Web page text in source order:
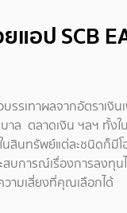
อป SCB
รรเทาผลจากอัตราเงิ
ตลาดเงิน ฯลฯ ทั้งใน
สินทรัพย์แต่ละชนิดก็มี
บการณ์เรื่องการลงทุ
ามเสี่ยงที่คุณเลือกได้